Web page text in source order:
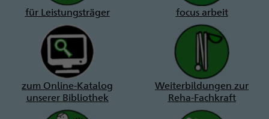
für Leistungsträger focus arbeit
zum Online-Katalog
unserer Bibliothek
Weiterbildungen zur
Reha-Fachkraft